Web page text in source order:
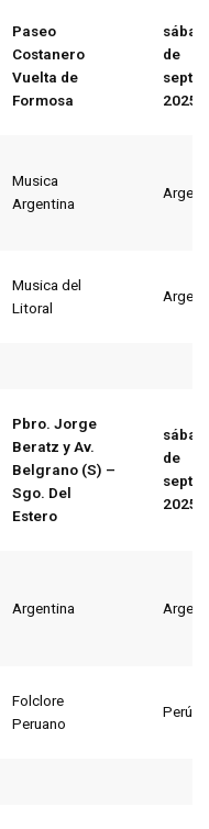
Paseo
Costanero
Vuelta de
Formosa
de
2025
Musica
Argentina
Musica del
Litoral
Pbro. Jorge
Beratz y Av.
Belgrano (S) –
Sgo. Del
Estero
de
2025
Argentina
Folclore
Peruano
Perú